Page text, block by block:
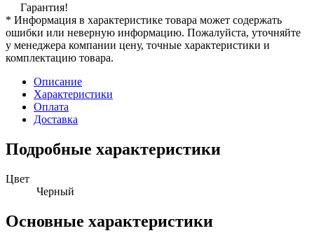
Гарантия!
* Информация в характеристике товара может содержать
ошибки или неверную информацию. Пожалуйста, уточняйте
у менеджера компании цену, точные характеристики и
комплектацию товара.
Описание
Характеристики
Оплата
Доставка
Подробные характеристики
Цвет
Черный
Основные характеристики